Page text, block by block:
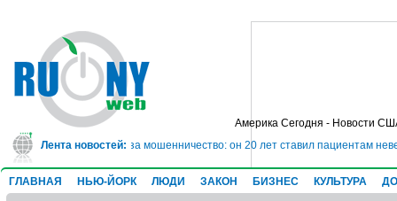
Америка Сегодня - Новости
Лента новостей:
в тюрьму на 10 лет за мошенничество: он 20 лет ставил пациентам
ГЛАВНАЯ НЬЮ-ЙОРК ЛЮДИ ЗАКОН БИЗНЕС КУЛЬТУРА